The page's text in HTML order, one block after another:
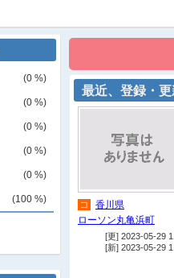
最近、登録・
コ
香川県
ローソン丸亀浜町
[更] 2023-05-29
[新] 2023-05-29
(0 %)
(0 %)
(0 %)
(0 %)
(0 %)
(100 %)